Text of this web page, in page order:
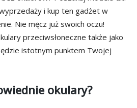
i kup ten gadżet w
Nie męcz już swoich oczu!
przeciwsłoneczne także jako
istotnym punktem Twojej
okulary?